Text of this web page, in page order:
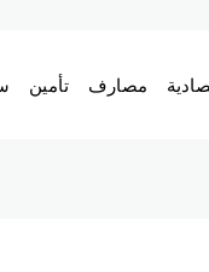
مصارف تأمين